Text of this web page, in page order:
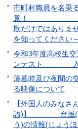
市町村職員を名乗
意！ ～オ
欺だけではありま
を知ってください～
令和3年度高校生
ンテスト 入
薄暮時及び夜間の
る映像について
【外国人のみなさ
語)】 台風(た
う)の情報(じょう